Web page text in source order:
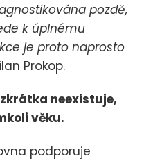
pozdě,
k úplnému
je proto naprosto
Prokop.
neexistuje,
věku.
podporuje